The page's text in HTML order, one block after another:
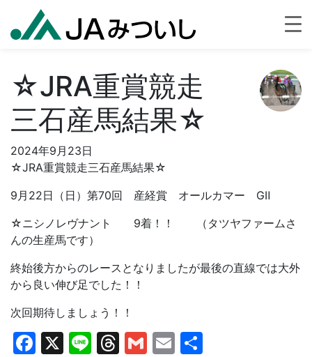
☆JRA重賞競走
三石産馬結果☆
2024年9月23日
☆JRA重賞競走三石産馬結果☆
9月22日（日）第70回 産経賞 オールカマー GⅡ
☆ニシノレヴナント 9着！！ （タツヤファームさ
んの生産馬です）
終始後方からのレースとなりましたが最後の直線では大外
から良い伸び足でした！！
次回期待しましょう！！
Facebook
X LineThreads
Gmail
Email